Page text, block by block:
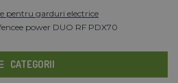
pentru garduri electrice
power DUO RF PDX70
CATEGORII